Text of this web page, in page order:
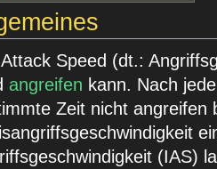
Speed (dt.:
angreifen kann. Nach
Zeit nicht angreifen
(IAS)